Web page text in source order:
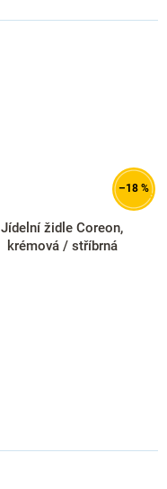
–18 %
Jídelní židle Coreon,
krémová / stříbrná